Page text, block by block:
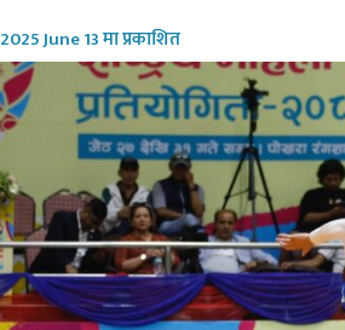
2025 June 13 मा प्रकाशित